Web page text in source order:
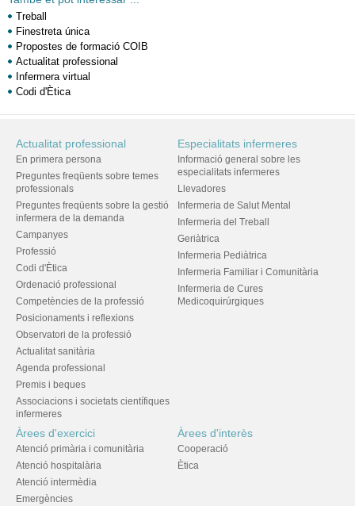
Treball
Finestreta única
Propostes de formació COIB
Actualitat professional
Infermera virtual
Codi d'Ètica
Actualitat professional
En primera persona
Preguntes freqüents sobre temes
professionals
Preguntes freqüents sobre la gestió
infermera de la demanda
Campanyes
Professió
Codi d'Ètica
Ordenació professional
Competències de la professió
Posicionaments i reflexions
Observatori de la professió
Actualitat sanitària
Agenda professional
Premis i beques
Associacions i societats científiques
infermeres
Especialitats infermeres
Informació general sobre les
especialitats infermeres
Llevadores
Infermeria de Salut Mental
Infermeria del Treball
Geriàtrica
Infermeria Pediàtrica
Infermeria Familiar i Comunitària
Infermeria de Cures
Medicoquirúrgiques
Àrees d'exercici
Atenció primària i comunitària
Atenció hospitalària
Atenció intermèdia
Emergències
Àrees d'interès
Cooperació
Ètica